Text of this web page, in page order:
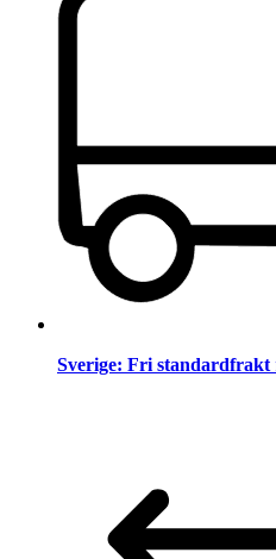
Sverige: Fri standardfrakt